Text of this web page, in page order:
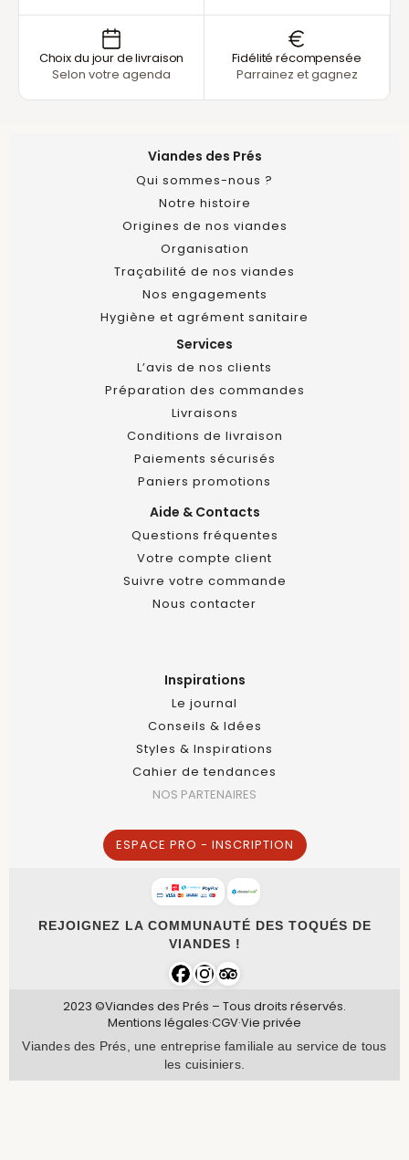
Choix du jour de livraison
Selon votre agenda
Fidélité récompensée
Parrainez et gagnez
Viandes des Prés
Qui sommes-nous ?
Notre histoire
Origines de nos viandes
Organisation
Traçabilité de nos viandes
Nos engagements
Hygiène et agrément sanitaire
Services
L’avis de nos clients
Préparation des commandes
Livraisons
Conditions de livraison
Paiements sécurisés
Paniers promotions
Aide & Contacts
Questions fréquentes
Votre compte client
Suivre votre commande
Nous contacter
Inspirations
Le journal
Conseils & Idées
Styles & Inspirations
Cahier de tendances
NOS PARTENAIRES
ESPACE PRO - INSCRIPTION
REJOIGNEZ LA COMMUNAUTÉ DES TOQUÉS DE
VIANDES !
2023 ©Viandes des Prés – Tous droits réservés.
Mentions légales·CGV·Vie privée
Viandes des Prés, une entreprise familiale au service de tous
les cuisiniers.